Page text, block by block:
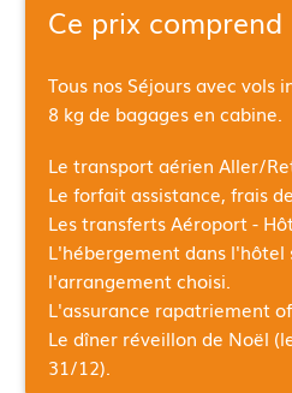
Ce prix comprend
Tous nos Séjours avec
8 kg de bagages en cabine.
Le transport aérien Aller/
Le forfait assistance, frais
Les transferts Aéroport -
L'hébergement dans
l'arrangement choisi.
L'assurance rapatriement
Le dîner réveillon de Noël
31/12).